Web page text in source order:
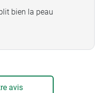
bien la peau
avis